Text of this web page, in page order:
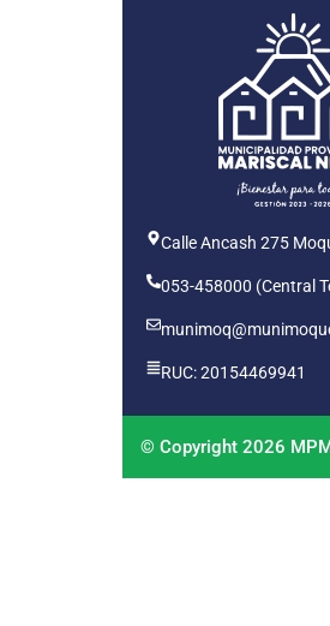
Calle Ancash 275
053-458000 (Central
RUC: 20154469941
© Copyright 2026